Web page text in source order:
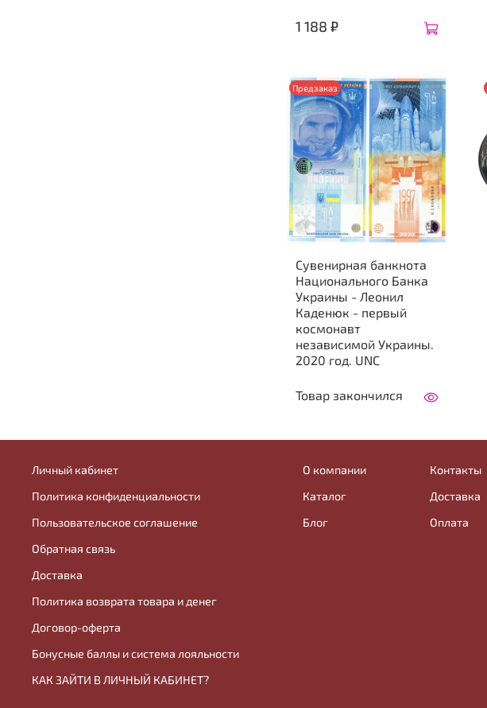
1 188 ₽
Предзаказ
Сувенирная банкнота
Национального Банка
Украины - Леонил
Каденюк - первый
космонавт
независимой Украины.
2020 год. UNC
Товар закончился
Личный кабинет
Политика конфиденциальности
Пользовательское соглашение
Обратная связь
Доставка
Политика возврата товара и денег
Договор-оферта
Бонусные баллы и система лояльности
КАК ЗАЙТИ В ЛИЧНЫЙ КАБИНЕТ?
О компании
Каталог
Блог
Контакты
Доставка
Оплата